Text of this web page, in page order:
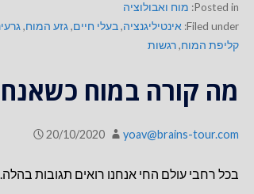
Posted in: מוח ואבולוציה
Filed under: אינטיליגנציה,בעלי חיים,גזע המוח,
קליפת המוח,רגשות
מה קורה במוח
20/10/2020 yoav@brains-tour.com
בכל רחבי עולם החי אנחנו רואים תגובות